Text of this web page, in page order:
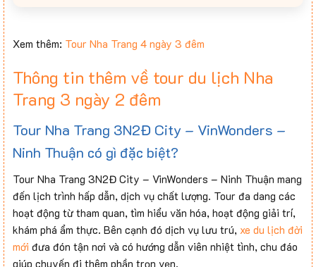
Xem thêm: Tour Nha Trang 4 ngày 3 đêm
Thông tin thêm về tour du lịch Nha
Trang 3 ngày 2 đêm
Tour Nha Trang 3N2Đ City – VinWonders –
Ninh Thuận có gì đặc biệt?
Tour Nha Trang 3N2Đ City – VinWonders – Ninh Thuận mang
đến lịch trình hấp dẫn, dịch vụ chất lượng. Tour đa dang các
hoạt động từ tham quan, tìm hiểu văn hóa, hoạt động giải trí,
khám phá ẩm thực. Bên cạnh đó dịch vụ lưu trú, xe du lịch đời
mới đưa đón tận nơi và có hướng dẫn viên nhiệt tình, chu đáo
giúp chuyến đi thêm phần trọn vẹn.